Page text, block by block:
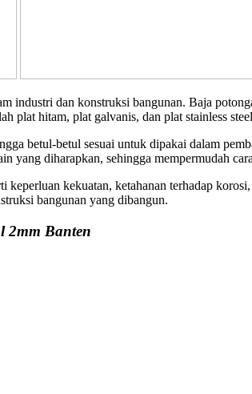
industri dan konstruksi bangunan. Baja
plat hitam, plat galvanis, dan plat stainless
betul-betul sesuai untuk dipakai dalam
yang diharapkan, sehingga mempermudah
kekuatan, ketahanan terhadap
bangunan yang dibangun.
2mm Banten